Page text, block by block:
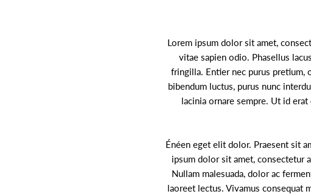
Lorem ipsum dolor sit amet,
vitae sapien odio. Phasellus
fringilla. Entier nec purus pretium,
bibendum luctus, purus nunc
lacinia ornare sempre. Ut id
Énéen eget elit dolor. Praesent sit
ipsum dolor sit amet, consectetur
Nullam malesuada, dolor ac
laoreet lectus. Vivamus consequat